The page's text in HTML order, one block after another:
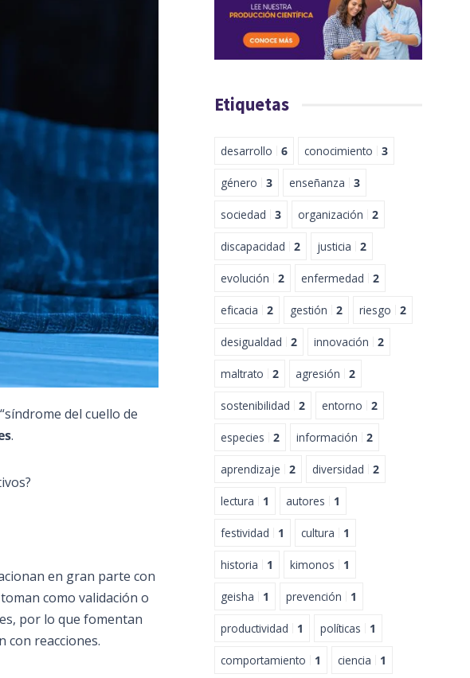
del cuello de
.
en gran parte con
como validación o
por lo que fomentan
con reacciones.
Etiquetas
desarrollo 6 conocimiento 3
género 3 enseñanza 3
sociedad 3 organización 2
discapacidad 2 justicia 2
evolución 2 enfermedad 2
eficacia 2 gestión 2 riesgo 2
desigualdad 2 innovación 2
maltrato 2 agresión 2
sostenibilidad 2 entorno 2
especies 2 información 2
aprendizaje 2 diversidad 2
lectura 1 autores 1
festividad 1 cultura 1
historia 1 kimonos 1
geisha 1 prevención 1
productividad 1 políticas 1
comportamiento 1 ciencia 1